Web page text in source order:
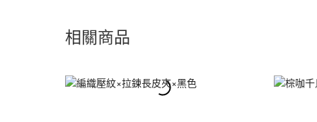
相關商品